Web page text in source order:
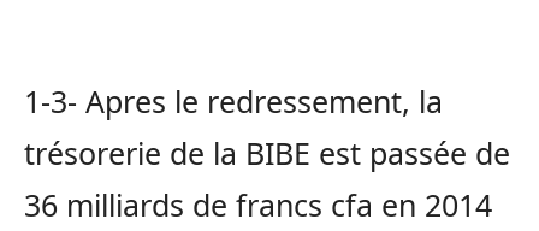
1-3- Apres le redressement, la
trésorerie de la BIBE est passée de
36 milliards de francs cfa en 2014